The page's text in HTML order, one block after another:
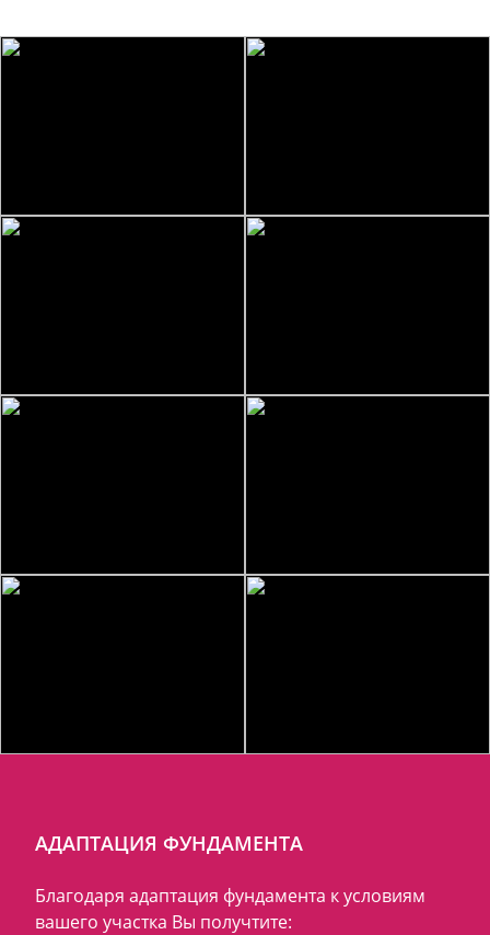
АДАПТАЦИЯ ФУНДАМЕНТА
Благодаря адаптация фундамента к условиям
вашего участка Вы получтите: